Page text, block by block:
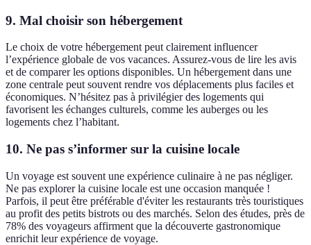
9. Mal choisir son hébergement
Le choix de votre hébergement peut clairement influencer
l’expérience globale de vos vacances. Assurez-vous de lire les avis
et de comparer les options disponibles. Un hébergement dans une
zone centrale peut souvent rendre vos déplacements plus faciles et
économiques. N’hésitez pas à privilégier des logements qui
favorisent les échanges culturels, comme les auberges ou les
logements chez l’habitant.
10. Ne pas s’informer sur la cuisine locale
Un voyage est souvent une expérience culinaire à ne pas négliger.
Ne pas explorer la cuisine locale est une occasion manquée !
Parfois, il peut être préférable d'éviter les restaurants très touristiques
au profit des petits bistrots ou des marchés. Selon des études, près de
78% des voyageurs affirment que la découverte gastronomique
enrichit leur expérience de voyage.